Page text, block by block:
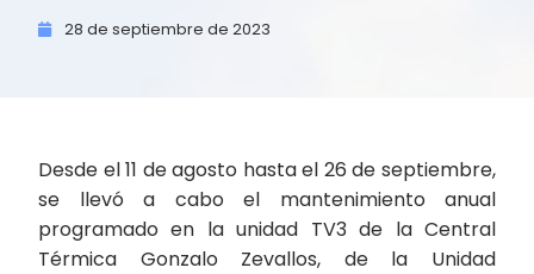
28 de septiembre de 2023
Desde el 11 de agosto hasta el 26 de septiembre,
se llevó a cabo el mantenimiento anual
programado en la unidad TV3 de la Central
Térmica Gonzalo Zevallos, de la Unidad